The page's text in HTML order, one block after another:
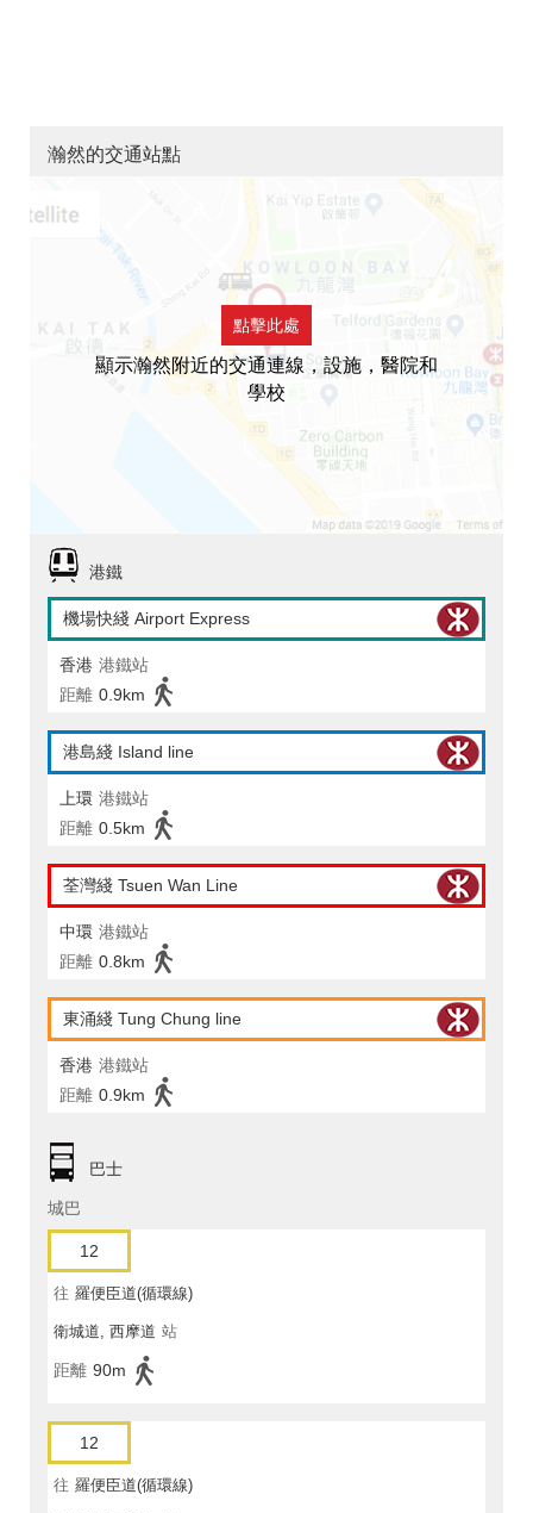
瀚然的交通站點
點擊此處
顯示瀚然附近的交通連線，設施，醫院和
學校
港鐵
機場快綫 Airport Express
香港 港鐵站
距離 0.9km
港島綫 Island line
上環 港鐵站
距離 0.5km
荃灣綫 Tsuen Wan Line
中環 港鐵站
距離 0.8km
東涌綫 Tung Chung line
香港 港鐵站
距離 0.9km
巴士
城巴
12
往 羅便臣道(循環線)
衛城道, 西摩道 站
距離 90m
12
往 羅便臣道(循環線)